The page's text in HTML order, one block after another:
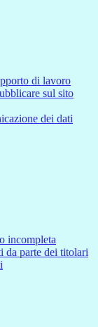
di lavoro
sul sito
dei dati
incompleta
da parte dei titolari